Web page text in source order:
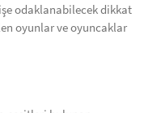
odaklanabilecek dikkat
oyunlar ve oyuncaklar